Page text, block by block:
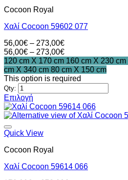
παραλλαγές.
επιλογές
να
επιλεγούν
στη
σελίδα
του
προϊόντος
Cocoon Royal
Χαλί Cocoon 59602 077
56,00€ – 273,00€Price
range:
56,00€
through
273,00€
56,00€ – 273,00€Price
range:
56,00€
through
120 cm X 170 cm 160 cm X 230 cm
cm X 340 cm 80 cm X 150 cm
This option is required
Qty:
Επιλογή
Αυτό
το
προϊόν
έχει
παραλλαγές.
επιλογές
Quick View
Cocoon Royal
Χαλί Cocoon 59614 066